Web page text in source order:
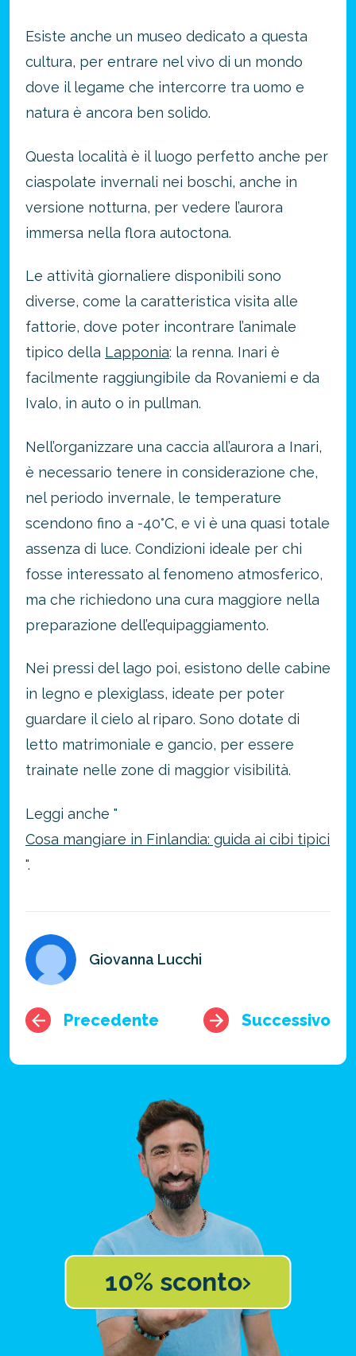
Esiste anche un museo dedicato a questa
cultura, per entrare nel vivo di un mondo
dove il legame che intercorre tra uomo e
natura è ancora ben solido.
Questa località è il luogo perfetto anche per
ciaspolate invernali nei boschi, anche in
versione notturna, per vedere l’aurora
immersa nella flora autoctona.
Le attività giornaliere disponibili sono
diverse, come la caratteristica visita alle
fattorie, dove poter incontrare l’animale
tipico della Lapponia: la renna. Inari è
facilmente raggiungibile da Rovaniemi e da
Ivalo, in auto o in pullman.
Nell’organizzare una caccia all’aurora a Inari,
è necessario tenere in considerazione che,
nel periodo invernale, le temperature
scendono fino a -40°C, e vi è una quasi totale
assenza di luce. Condizioni ideale per chi
fosse interessato al fenomeno atmosferico,
ma che richiedono una cura maggiore nella
preparazione dell’equipaggiamento.
Nei pressi del lago poi, esistono delle cabine
in legno e plexiglass, ideate per poter
guardare il cielo al riparo. Sono dotate di
letto matrimoniale e gancio, per essere
trainate nelle zone di maggior visibilità.
Leggi anche "
Cosa mangiare in Finlandia: guida ai cibi tipici
".
Giovanna Lucchi
Precedente Successivo
10% sconto